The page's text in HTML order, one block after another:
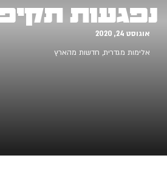
נפגעות
אוגוסט 24, 2020
אלימות מגדרית, חדשות מהארץ